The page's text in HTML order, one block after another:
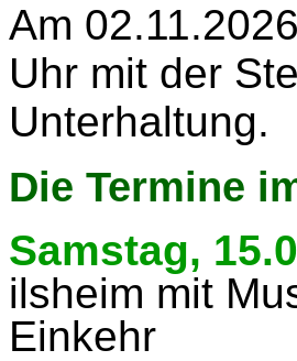
Am
Uhr mit der
Unterhaltung.
Die Termine
Samstag,
ilsheim mit
Einkehr